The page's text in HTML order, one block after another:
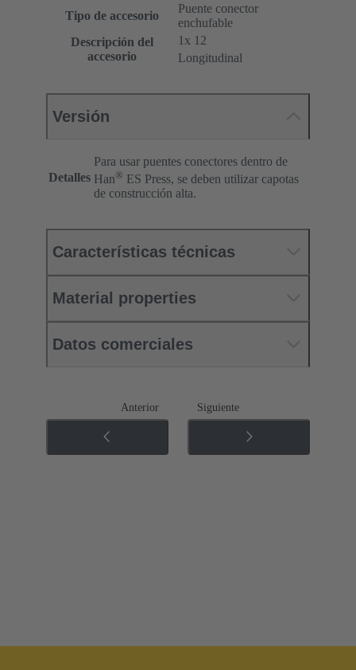
Tipo de accesorio
Puente conector
enchufable
Descripción del
accesorio
1x 12
Longitudinal
Versión
Detalles
Para usar puentes conectores dentro de
Han® ES Press, se deben utilizar capotas
de construcción alta.
Características técnicas
Material properties
Datos comerciales
Anterior Siguiente